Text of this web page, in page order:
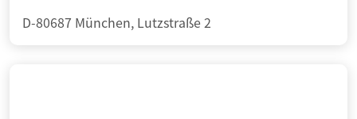
D-80687 München, Lutzstraße 2